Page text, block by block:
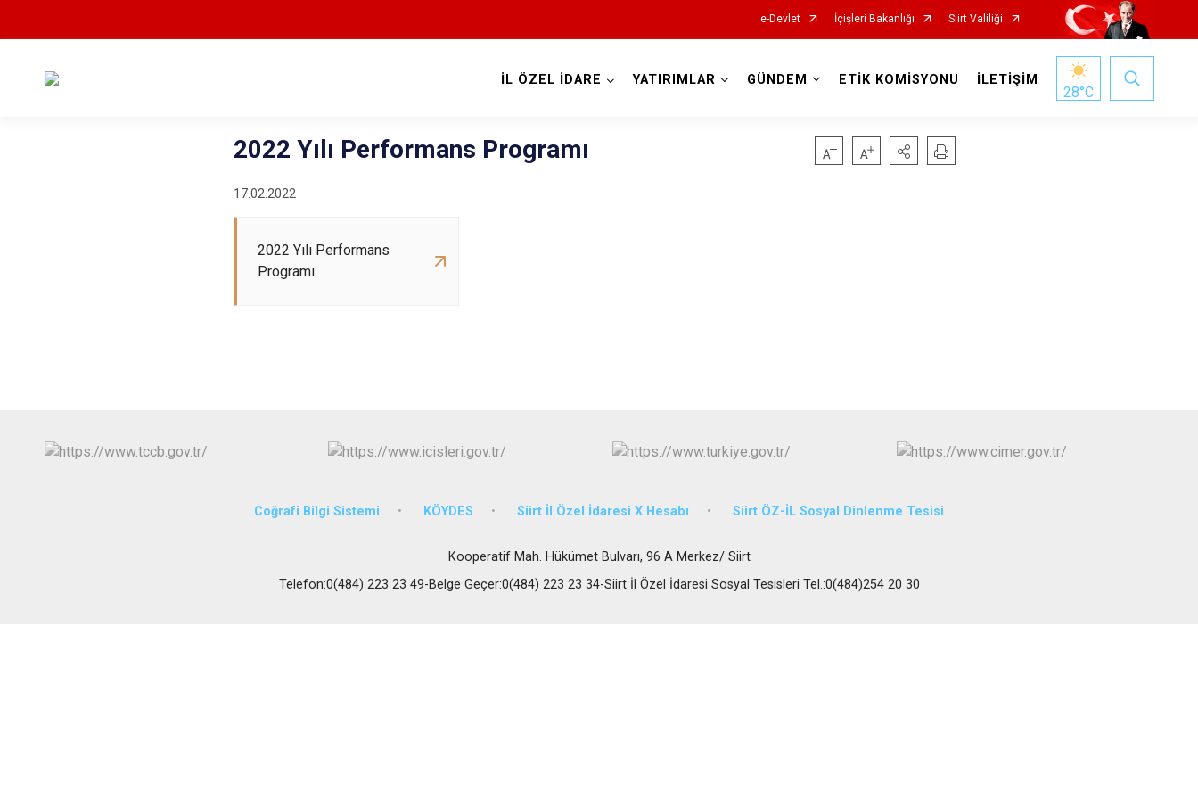
e-Devlet İçişleri Bakanlığı Siirt Valiliği
İL ÖZEL İDARE YATIRIMLAR GÜNDEM ETİK KOMİSYONU İLETİŞİM
28°C
2022 Yılı Performans Programı
17.02.2022
2022 Yılı Performans
Programı
Coğrafi Bilgi Sistemi KÖYDES Siirt İl Özel İdaresi X Hesabı Siirt ÖZ-İL Sosyal Dinlenme Tesisi
Kooperatif Mah. Hükümet Bulvarı, 96 A Merkez/ Siirt
Telefon:0(484) 223 23 49-Belge Geçer:0(484) 223 23 34-Siirt İl Özel İdaresi Sosyal Tesisleri Tel.:0(484)254 20 30